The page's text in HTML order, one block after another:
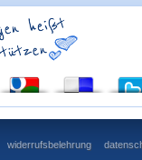
widerrufsbelehrung